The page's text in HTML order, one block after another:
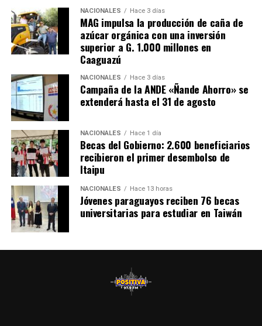
NACIONALES Hace 3 días
MAG impulsa la producción de caña de
azúcar orgánica con una inversión
superior a G. 1.000 millones en
Caaguazú
NACIONALES Hace 3 días
Campaña de la ANDE «Ñande Ahorro» se
extenderá hasta el 31 de agosto
NACIONALES Hace 1 día
Becas del Gobierno: 2.600 beneficiarios
recibieron el primer desembolso de
Itaipu
NACIONALES Hace 13 horas
Jóvenes paraguayos reciben 76 becas
universitarias para estudiar en Taiwán